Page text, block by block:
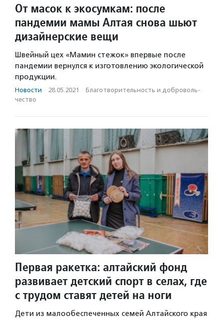
От масок к экосумкам: после
пандемии мамы Алтая снова шьют
дизайнерские вещи
Швейный цех «Мамин стежок» впервые после
пандемии вернулся к изготовлению экологической
продукции.
Новости · 28.05.2021 · Благотвори­тель­ность и доброволь­
чест­во
Первая ракетка: алтайский фонд
развивает детский спорт в селах, где
с трудом ставят детей на ноги
Дети из малообеспеченных семей Алтайского края